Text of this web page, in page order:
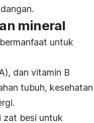
mineral
untuk
dan vitamin B
tubuh, kesehatan
zat besi untuk